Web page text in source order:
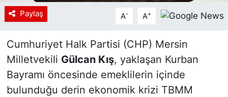
Paylaş A- A+
Cumhuriyet Halk Partisi (CHP) Mersin
Milletvekili Gülcan Kış, yaklaşan Kurban
Bayramı öncesinde emeklilerin içinde
bulunduğu derin ekonomik krizi TBMM